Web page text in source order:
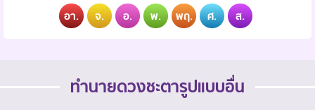
อา. จ. อ. พ. พฤ. ศ. ส.
ทำนายดวงชะตารูปแบบอื่น